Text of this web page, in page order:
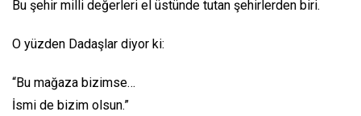
Bu şehir milli değerleri el üstünde tutan şehirlerden biri.
O yüzden Dadaşlar diyor ki:
“Bu mağaza bizimse…
İsmi de bizim olsun.”